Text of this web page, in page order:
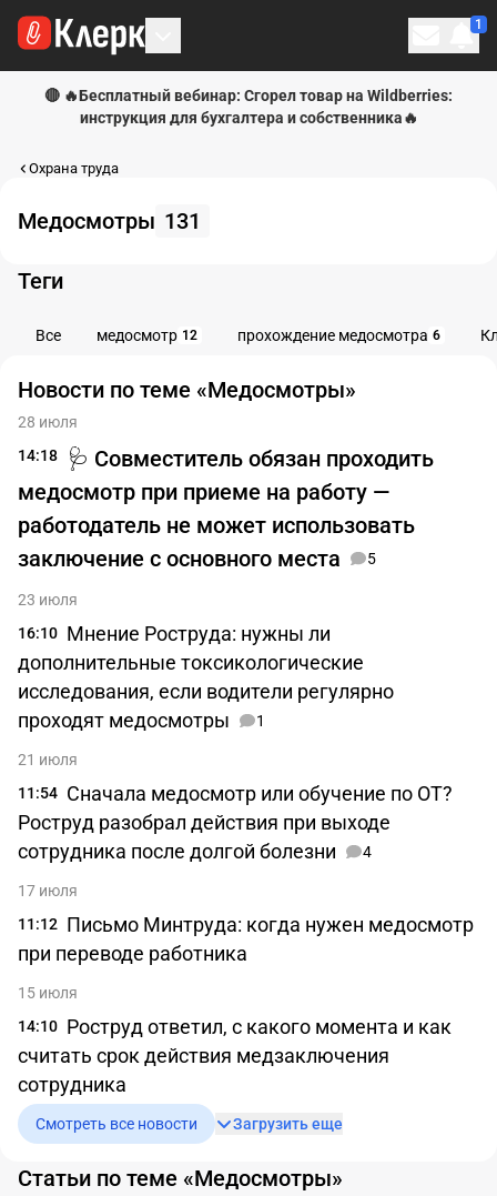
1
🔴 🔥Бесплатный вебинар: Сгорел товар на Wildberries:
инструкция для бухгалтера и собственника🔥
Охрана труда
Медосмотры 131
Теги
Все медосмотр 12 прохождение медосмотра 6
Новости по теме «Медосмотры»
28 июля
14:18
🩺 Совместитель обязан проходить
медосмотр при приеме на работу —
работодатель не может использовать
заключение с основного места
5
23 июля
16:10 Мнение Роструда: нужны ли
дополнительные токсикологические
исследования, если водители регулярно
проходят медосмотры
1
21 июля
11:54 Сначала медосмотр или обучение по ОТ?
Роструд разобрал действия при выходе
сотрудника после долгой болезни
4
17 июля
11:12 Письмо Минтруда: когда нужен медосмотр
при переводе работника
15 июля
14:10 Роструд ответил, с какого момента и как
считать срок действия медзаключения
сотрудника
Смотреть все новости Загрузить еще
Статьи по теме «Медосмотры»